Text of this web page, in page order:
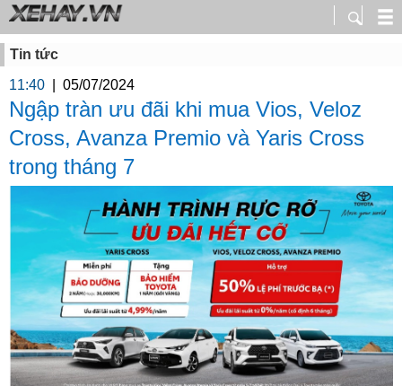
Tin tức
11:40
05/07/2024
Ngập tràn ưu đãi khi mua Vios, Veloz
Cross, Avanza Premio và Yaris Cross
trong tháng 7